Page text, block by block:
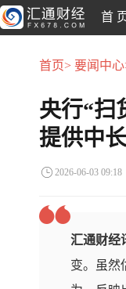
首
首页> 要闻中
央行“扫
提供中
2026-06-03 09:18
汇通财
变。虽然